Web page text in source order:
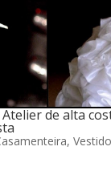
de alta
,